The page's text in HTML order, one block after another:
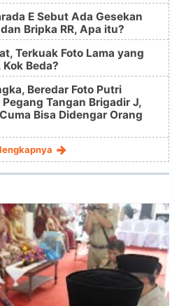
E Sebut Ada Gesekan
Bripka RR, Apa itu?
Terkuak Foto Lama yang
Beda?
Beredar Foto Putri
Tangan Brigadir J,
Bisa Didengar Orang